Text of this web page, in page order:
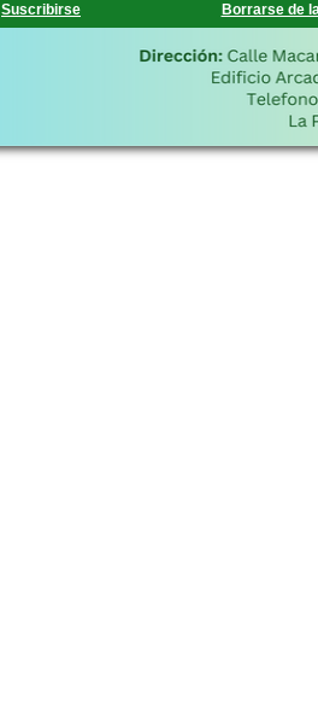
Suscribirse Borrarse de